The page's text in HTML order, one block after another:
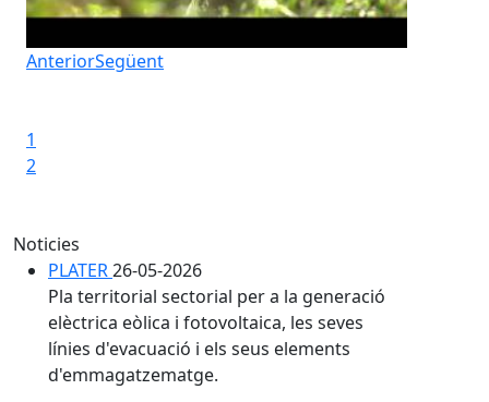
AnteriorSegüent
1
2
Noticies
PLATER26-05-2026
Pla territorial sectorial per a la generació
elèctrica eòlica i fotovoltaica, les seves
línies d'evacuació i els seus elements
d'emmagatzematge.